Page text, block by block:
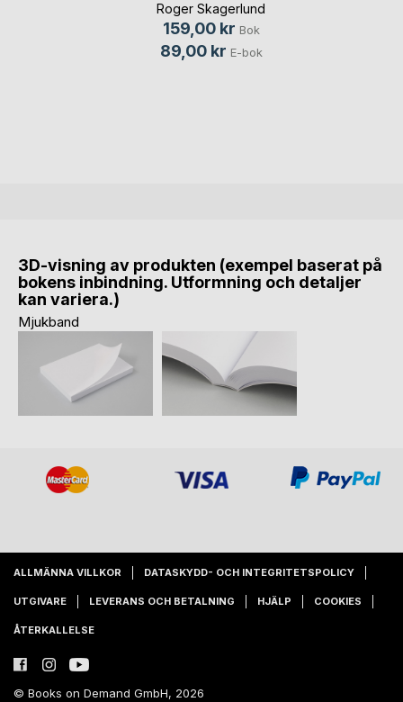
Roger Skagerlund
159,00 kr Bok
89,00 kr E-bok
3D-visning av produkten (exempel baserat på
bokens inbindning. Utformning och detaljer
kan variera.)
Mjukband
ALLMÄNNA VILLKOR DATASKYDD- OCH INTEGRITETSPOLICY
UTGIVARE LEVERANS OCH BETALNING HJÄLP COOKIES
ÅTERKALLELSE
© Books on Demand GmbH, 2026